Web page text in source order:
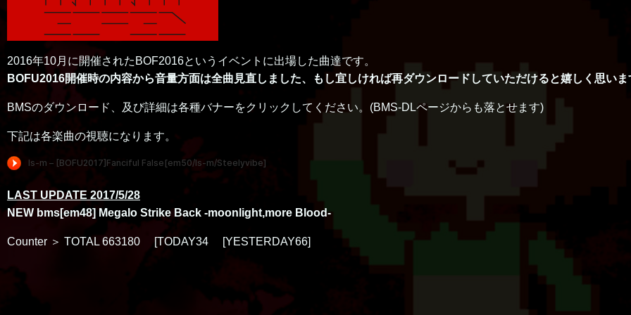
2016年10月に開催されたBOF2016というイベントに出場した曲達です。
BOFU2016開催時の内容から音量方面は全曲見直しました、もし宜しければ再ダウンロードしていただけると嬉しく思いま
BMSのダウンロード、及び詳細は各種バナーをクリックしてください。(BMS-DLページからも落とせます)
下記は各楽曲の視聴になります。
LAST UPDATE 2017/5/28
NEW bms[em48] Megalo Strike Back -moonlight,more Blood-
Counter ＞ TOTAL 663180 [TODAY34 [YESTERDAY66]